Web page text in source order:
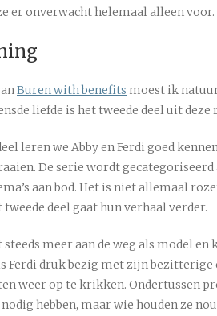
er onverwacht helemaal alleen voor.
Buren with benefits moest ik
liefde is het tweede deel uit
leren we Abby en Ferdi goed
De serie wordt
aan bod. Het is niet allemaal
tweede deel gaat hun verhaal verder.
meer aan de weg als model
Ferdi druk bezig met zijn
weer op te krikken. Ondertussen
hebben, maar wie houden ze